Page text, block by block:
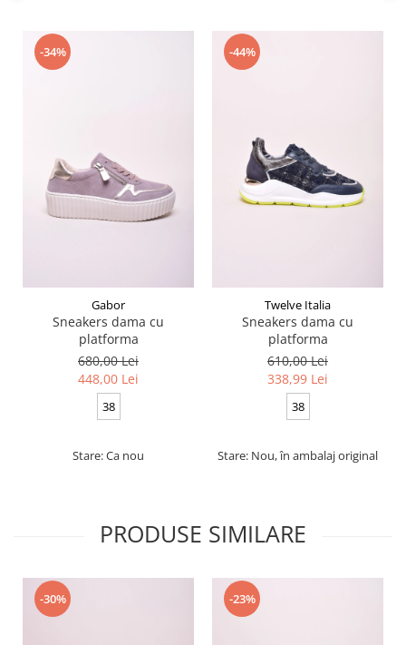
-34%
Gabor
Sneakers dama cu
platforma
680,00 Lei
448,00 Lei
38
Stare: Ca nou
-44%
Twelve Italia
Sneakers dama cu
platforma
610,00 Lei
338,99 Lei
38
Stare: Nou, în ambalaj original
PRODUSE SIMILARE
-30% -23%